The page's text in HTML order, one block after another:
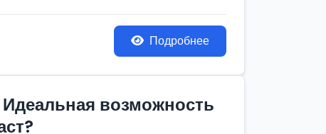
Подробнее
возможность